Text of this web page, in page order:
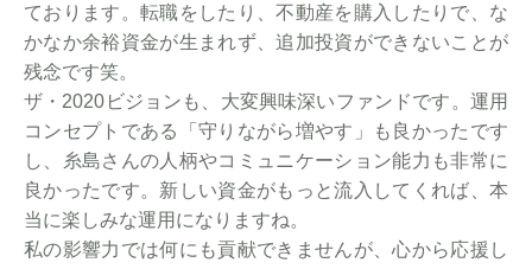
ております。転職をしたり、不動産を購入したりで、な
かなか余裕資金が生まれず、追加投資ができないことが
残念です笑。
ザ・2020ビジョンも、大変興味深いファンドです。運用
コンセプトである「守りながら増やす」も良かったです
し、糸島さんの人柄やコミュニケーション能力も非常に
良かったです。新しい資金がもっと流入してくれば、本
当に楽しみな運用になりますね。
私の影響力では何にも貢献できませんが、心から応援し